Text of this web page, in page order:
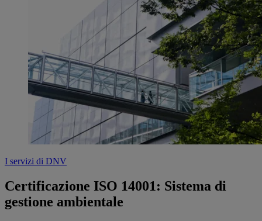
I servizi di DNV
Certificazione ISO 14001: Sistema di
gestione ambientale